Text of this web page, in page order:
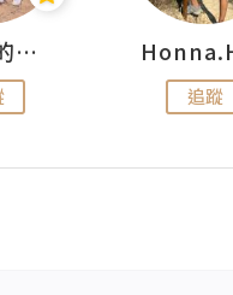
Tomo 的快樂宇宙
追蹤